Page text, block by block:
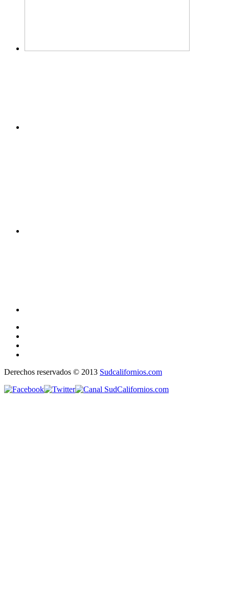
Derechos reservados © 2013 Sudcalifornios.com